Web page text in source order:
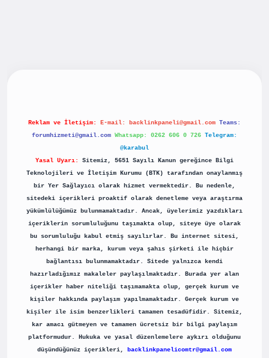
Reklam ve İletişim: E-mail: backlinkpaneli@gmail.com Teams:
forumhizmeti@gmail.com Whatsapp: 0262 606 0 726 Telegram:
@karabul
Yasal Uyarı:
Sitemiz, 5651 Sayılı Kanun gereğince Bilgi
Teknolojileri ve İletişim Kurumu (BTK) tarafından onaylanmış
bir Yer Sağlayıcı olarak hizmet vermektedir. Bu nedenle,
sitedeki içerikleri proaktif olarak denetleme veya araştırma
yükümlülüğümüz bulunmamaktadır. Ancak, üyelerimiz yazdıkları
içeriklerin sorumluluğunu taşımakta olup, siteye üye olarak
bu sorumluluğu kabul etmiş sayılırlar. Bu internet sitesi,
herhangi bir marka, kurum veya şahıs şirketi ile hiçbir
bağlantısı bulunmamaktadır. Sitede yalnızca kendi
hazırladığımız makaleler paylaşılmaktadır. Burada yer alan
içerikler haber niteliği taşımamakta olup, gerçek kurum ve
kişiler hakkında paylaşım yapılmamaktadır. Gerçek kurum ve
kişiler ile isim benzerlikleri tamamen tesadüfidir. Sitemiz,
kar amacı gütmeyen ve tamamen ücretsiz bir bilgi paylaşım
platformudur. Hukuka ve yasal düzenlemelere aykırı olduğunu
düşündüğünüz içerikleri,
backlinkpanelicomtr@gmail.com